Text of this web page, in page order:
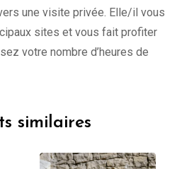
une visite privée. Elle/il vous
sites et vous fait profiter
votre nombre d’heures de
similaires